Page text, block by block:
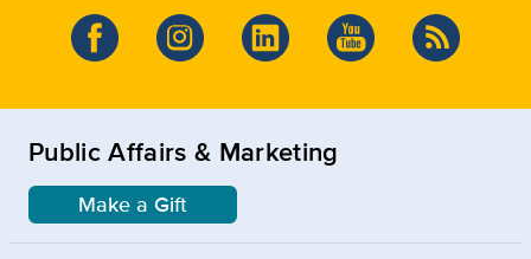
Public Affairs & Marketing
Make a Gift